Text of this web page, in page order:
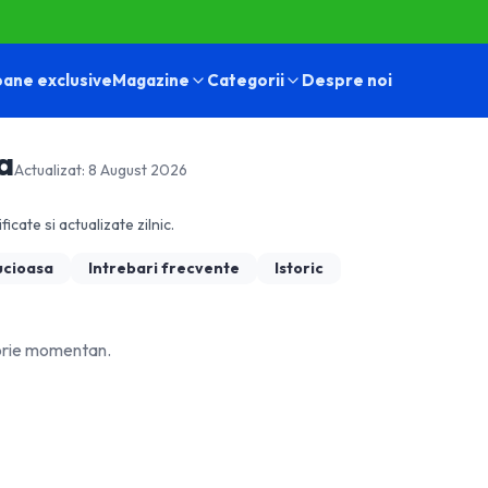
exclusiveMagazine Categorii Despre noi
Actualizat: 8 August 2026
si actualizate zilnic.
Intrebari frecvente Istoric
momentan.